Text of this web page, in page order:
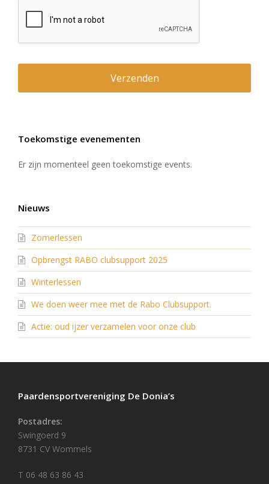
Toekomstige evenementen
Er zijn momenteel geen toekomstige events.
Nieuws
Zomerlessen
Opbrengst RABO clubsupport 2025
Winterlessen
We doen weer mee met de Rabo Clubsupport.
Actie: oud ijzer verzamelen voor onze club
Paardensportvereniging De Donia’s
Postadres:
Swingoerd 9
8731 CV Wommels
T 06 48 63 86 43